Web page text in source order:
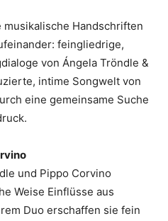
Handschriften
feingliedrige,
von Ángela Tröndle &
intime Songwelt von
eine gemeinsame Suche
und Pippo Corvino
Weise Einflüsse aus
Duo erschaffen sie fein